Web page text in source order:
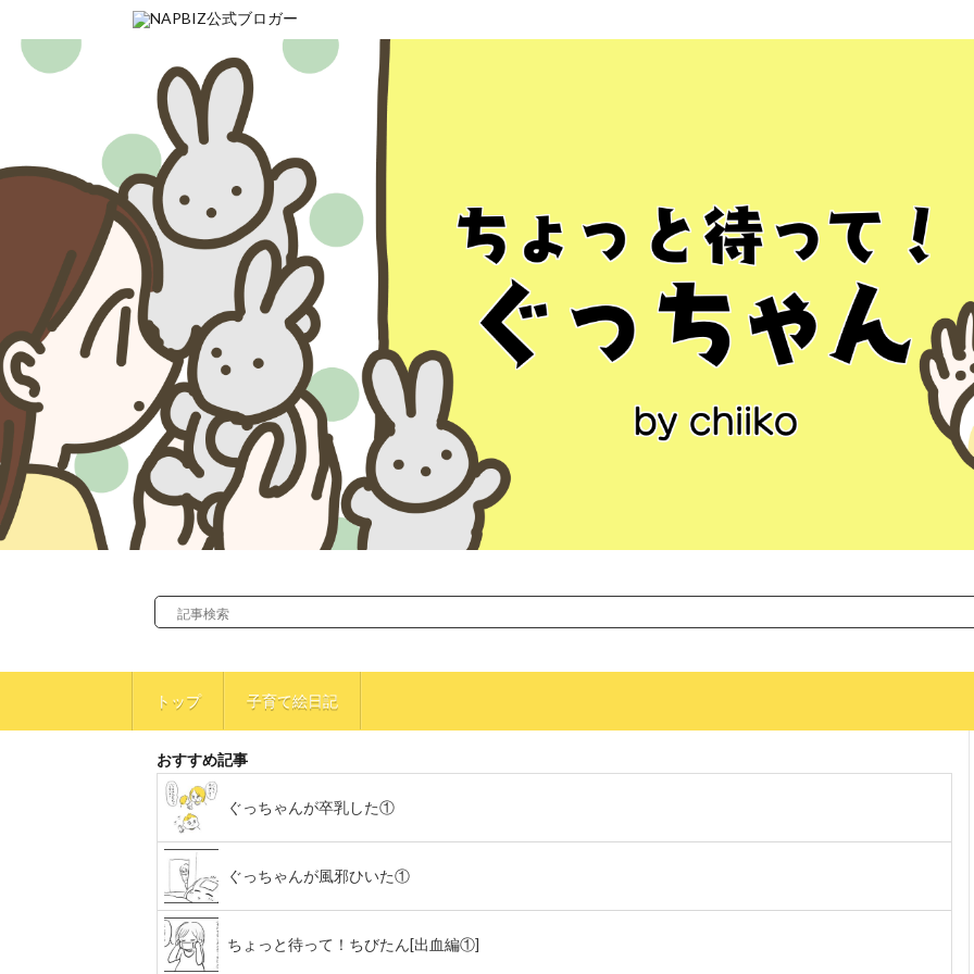
トップ 子育て絵日記
おすすめ記事
ぐっちゃんが卒乳した①
ぐっちゃんが風邪ひいた①
ちょっと待って！ちびたん[出血編①]